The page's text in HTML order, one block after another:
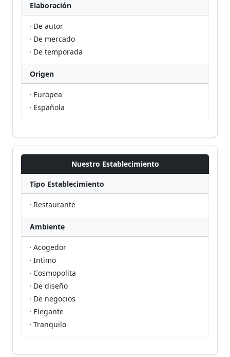
Elaboración
· De autor
· De mercado
· De temporada
Origen
· Europea
· Española
Nuestro Establecimiento
Tipo Establecimiento
· Restaurante
Ambiente
· Acogedor
· Intimo
· Cosmopolita
· De diseño
· De negocios
· Elegante
· Tranquilo